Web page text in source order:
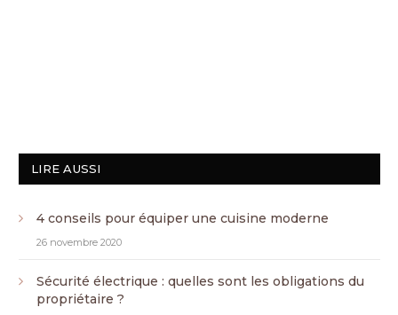
LIRE AUSSI
4 conseils pour équiper une cuisine moderne
26 novembre 2020
Sécurité électrique : quelles sont les obligations du
propriétaire ?